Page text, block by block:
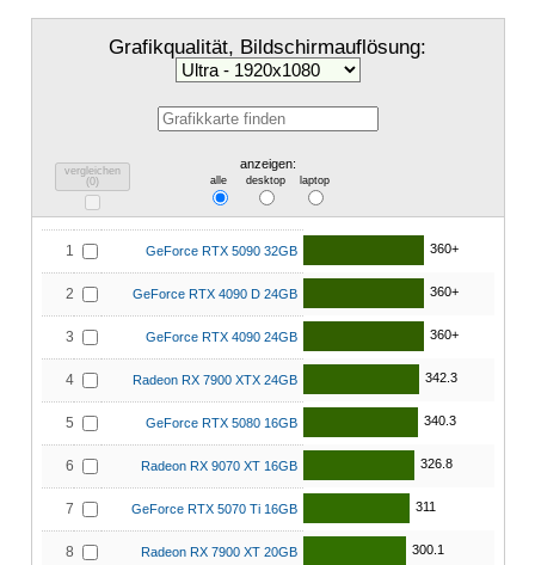
Grafikqualität, Bildschirmauflösung:
vergleichen
(0)
anzeigen:
alle desktop laptop
1 GeForce RTX 5090 32GB 360+
2 GeForce RTX 4090 D 24GB 360+
3 GeForce RTX 4090 24GB 360+
4 Radeon RX 7900 XTX 24GB 342.3
5 GeForce RTX 5080 16GB 340.3
6 Radeon RX 9070 XT 16GB 326.8
7 GeForce RTX 5070 Ti 16GB 311
8 Radeon RX 7900 XT 20GB 300.1